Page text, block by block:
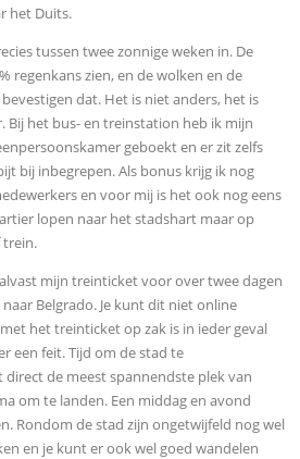
het Duits.
tussen twee zonnige weken in. De
regenkans zien, en de wolken en de
dat. Het is niet anders, het is
Bij het bus- en treinstation heb ik mijn
geboekt en er zit zelfs
bij inbegrepen. Als bonus krijg ik nog
en voor mij is het ook nog eens
lopen naar het stadshart maar op
trein.
mijn treinticket voor over twee dagen
Belgrado. Je kunt dit niet online
het treinticket op zak is in ieder geval
een feit. Tijd om de stad te
direct de meest spannendste plek van
om te landen. Een middag en avond
Rondom de stad zijn ongetwijfeld nog wel
en je kunt er ook wel goed wandelen